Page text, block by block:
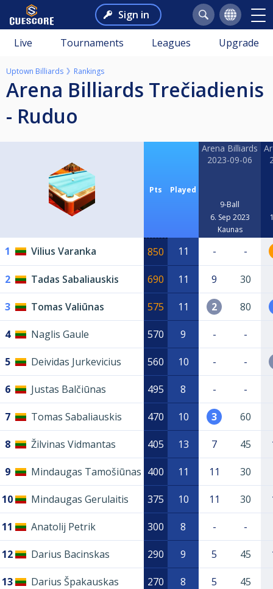
Sign in
Live Tournaments Leagues Upgrade
Uptown Billiards Rankings
Arena Billiards Trečiadienis
- Ruduo
Pts Played
Arena Billiards
2023-09-06
9-Ball
6. Sep 2023
Kaunas
1 Vilius Varanka 850 11 - -
2 Tadas Sabaliauskis 690 11 9 30
3 Tomas Valiūnas 575 11 2 80
4 Naglis Gaule 570 9 - -
5 Deividas Jurkevicius 560 10 - -
6 Justas Balčiūnas 495 8 - -
7 Tomas Sabaliauskis 470 10 3 60
8 Žilvinas Vidmantas 405 13 7 45
9 Mindaugas Tamošiūnas 400 11 11 30
10 Mindaugas Gerulaitis 375 10 11 30
11 Anatolij Petrik 300 8 - -
12 Darius Bacinskas 290 9 5 45
13 Darius Špakauskas 270 8 5 45